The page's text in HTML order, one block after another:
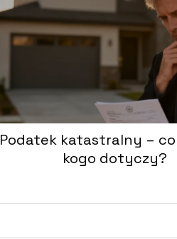
Podatek katastralny –
kogo dotyczy?